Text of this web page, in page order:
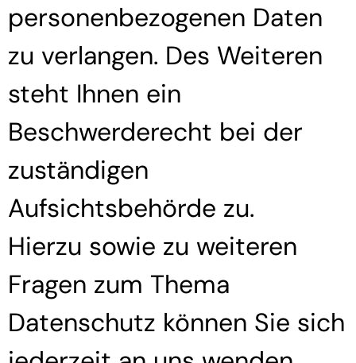
personenbezogenen Daten
zu verlangen. Des Weiteren
steht Ihnen ein
Beschwerderecht bei der
zuständigen
Aufsichtsbehörde zu.
Hierzu sowie zu weiteren
Fragen zum Thema
Datenschutz können Sie sich